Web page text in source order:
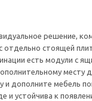
решение,
отдельно стоящей
есть модули с
месту
дополните мебель
и устойчива к